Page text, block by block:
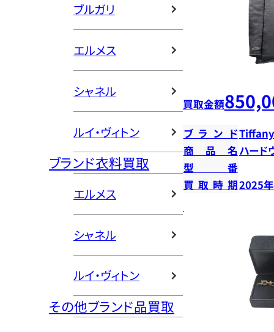
ブルガリ
エルメス
シャネル
ルイ・ヴィトン
ブランド衣料買取
エルメス
シャネル
ルイ・ヴィトン
その他ブランド品買取
買取金額
ブランド
商品名 ハード
型番
買取時期2025